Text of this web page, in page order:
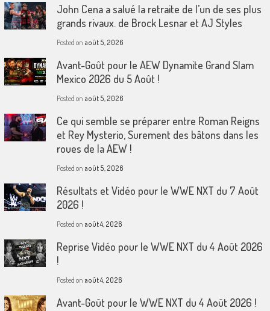
John Cena a salué la retraite de l’un de ses plus
grands rivaux. de Brock Lesnar et AJ Styles
Posted on août 5, 2026
Avant-Goût pour le AEW Dynamite Grand Slam
Mexico 2026 du 5 Août !
Posted on août 5, 2026
Ce qui semble se préparer entre Roman Reigns
et Rey Mysterio, Surement des bâtons dans les
roues de la AEW !
Posted on août 5, 2026
Résultats et Vidéo pour le WWE NXT du 7 Août
2026 !
Posted on août 4, 2026
Reprise Vidéo pour le WWE NXT du 4 Août 2026
!
Posted on août 4, 2026
Avant-Goût pour le WWE NXT du 4 Août 2026 !